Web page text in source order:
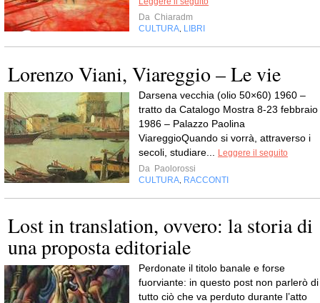
Da Chiaradm
CULTURA LIBRI
Lorenzo Viani, Viareggio – Le vie
Darsena vecchia (olio 50×60) 1960 –
tratto da Catalogo Mostra 8-23 febbraio
1986 – Palazzo Paolina
ViareggioQuando si vorrà, attraverso i
secoli, studiare...
Leggere il seguito
Da Paolorossi
CULTURA RACCONTI
Lost in translation, ovvero: la storia di
una proposta editoriale
Perdonate il titolo banale e forse
fuorviante: in questo post non parlerò di
tutto ciò che va perduto durante l’atto